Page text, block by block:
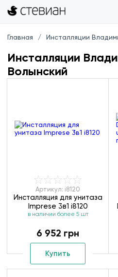
Главная Инсталляции
Инсталляции
Волынский
Артикул: i8120
Инсталляция для унитаза
Imprese 3в1 i8120
в наличии более 5 шт
6 952 грн
Купить